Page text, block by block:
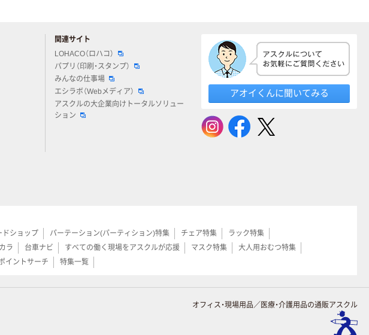
関連サイト
LOHACO（ロハコ）
パプリ（印刷・スタンプ）
みんなの仕事場
エシラボ（Webメディア）
アスクルの大企業向けトータルソリュー
ション
アオイくんに聞いてみる
ドショップ パーテーション(パーティション)特集 チェア特集
ラック特集
ラ 台車ナビ すべての働く現場をアスクルが応援 マスク特集
大人用おむつ特集
イントサーチ 特集一覧
オフィス・現場用品／医療・介護用品の通販アスクル